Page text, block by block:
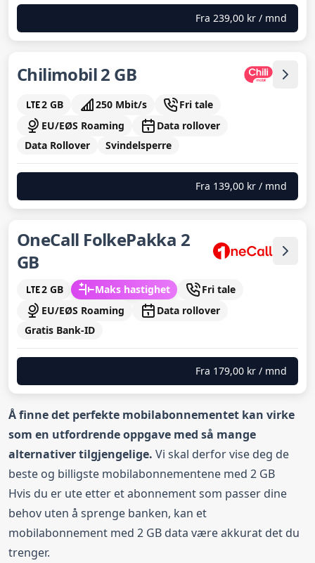
Fra 239,00 kr / mnd
Chilimobil 2 GB
2 GB 250 Mbit/s
Fri tale
EU/EØS Roaming
Data rollover
Data Rollover
Svindelsperre
Fra 139,00 kr / mnd
OneCall FolkePakka 2
GB
2 GB Maks hastighet
Fri tale
EU/EØS Roaming
Data rollover
Gratis Bank-ID
Fra 179,00 kr / mnd
Å finne det perfekte mobilabonnementet kan virke
som en utfordrende oppgave med så mange
alternativer tilgjengelige. Vi skal derfor vise deg de
beste og billigste mobilabonnementene med 2 GB
Hvis du er ute etter et abonnement som passer dine
behov uten å sprenge banken, kan et
mobilabonnement med 2 GB data være akkurat det du
trenger.